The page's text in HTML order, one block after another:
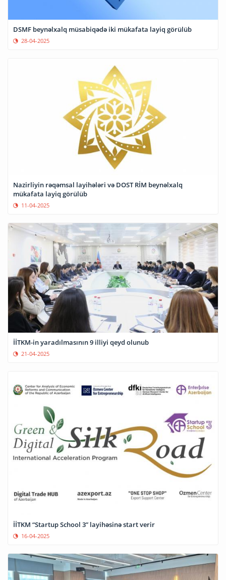
DSMF beynəlxalq müsabiqədə iki mükafata layiq görülüb
28-04-2025
Nazirliyin rəqəmsal layihələri və DOST RİM beynəlxalq
mükafata layiq görülüb
11-04-2025
İİTKM-in yaradılmasının 9 illiyi qeyd olunub
21-04-2025
İİTKM “Startup School 3” layihəsinə start verir
16-04-2025